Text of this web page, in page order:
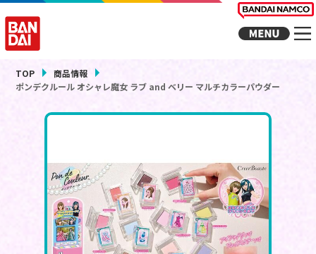
TOP
商品情報
ポンデクルール オシャレ魔女 ラブ and ベリー マルチカラーパウダー